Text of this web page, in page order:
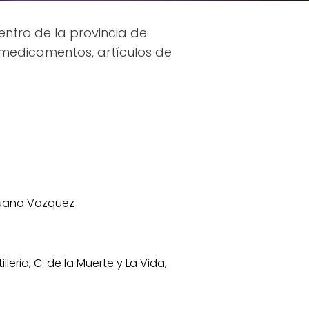
de la provincia de
artículos de
Vazquez
C. de la Muerte y La Vida,